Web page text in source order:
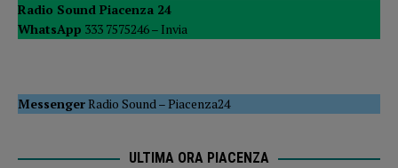
Radio Sound Piacenza 24
WhatsApp 333 7575246 – Invia
MessengerRadio Sound–Piacenza24
ULTIMA ORA PIACENZA